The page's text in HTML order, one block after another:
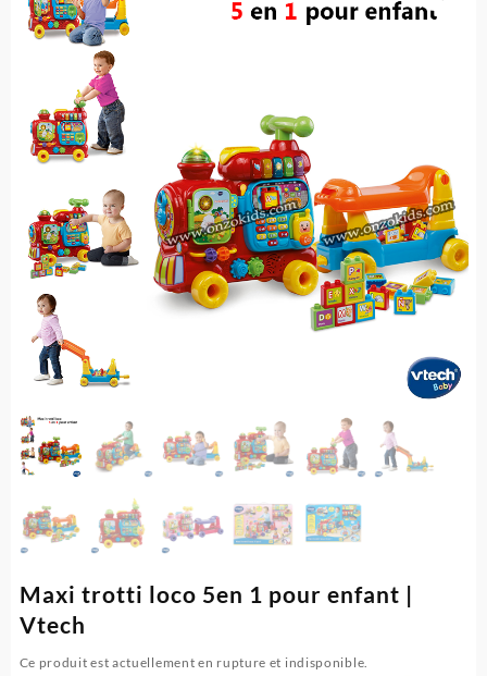
Maxi trotti loco 5en 1 pour enfant |
Vtech
Ce produit est actuellement en rupture et indisponible.